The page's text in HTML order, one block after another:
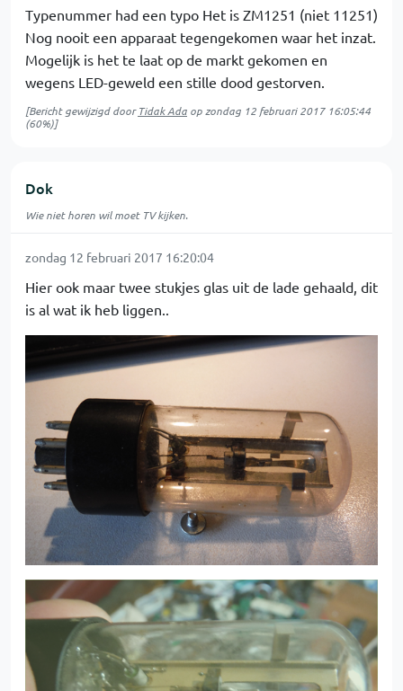
Typenummer had een typo Het is ZM1251 (niet 11251)
Nog nooit een apparaat tegengekomen waar het inzat.
Mogelijk is het te laat op de markt gekomen en
wegens LED-geweld een stille dood gestorven.
[Bericht gewijzigd doorTidak Ada op zondag 12 februari 2017 16:05:44
(60%)]
Dok
Wie niet horen wil moet TV kijken.
zondag 12 februari 2017 16:20:04
Hier ook maar twee stukjes glas uit de lade gehaald, dit
is al wat ik heb liggen..